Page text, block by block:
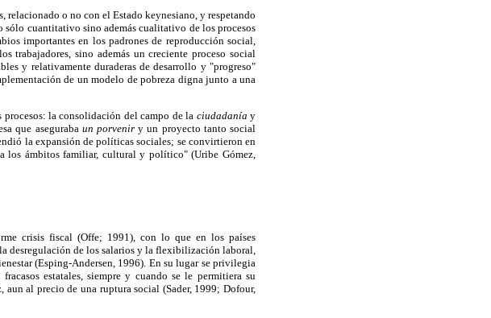
relacionado o no con el Estado keynesiano, y respetando
sólo cuantitativo sino además cualitativo de los procesos
importantes en los padrones de reproducción social,
trabajadores, sino además un creciente proceso social
y relativamente duraderas de desarrollo y "progreso"
de un modelo de pobreza digna junto a una
la consolidación del campo de la ciudadanía y
que aseguraba un porvenir y un proyecto tanto social
la expansión de políticas sociales; se convirtieron en
los ámbitos familiar, cultural y político" (Uribe Gómez,
crisis fiscal (Offe; 1991), con lo que en los países
desregulación de los salarios y la flexibilización laboral,
(Esping-Andersen, 1996). En su lugar se privilegia
estatales, siempre y cuando se le permitiera su
al precio de una ruptura social (Sader, 1999; Dofour,